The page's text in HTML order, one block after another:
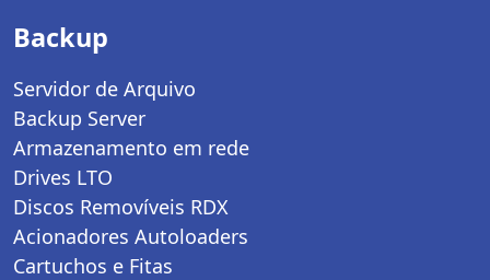
Backup
Servidor de Arquivo
Backup Server
Armazenamento em rede
Drives LTO
Discos Removíveis RDX
Acionadores Autoloaders
Cartuchos e Fitas